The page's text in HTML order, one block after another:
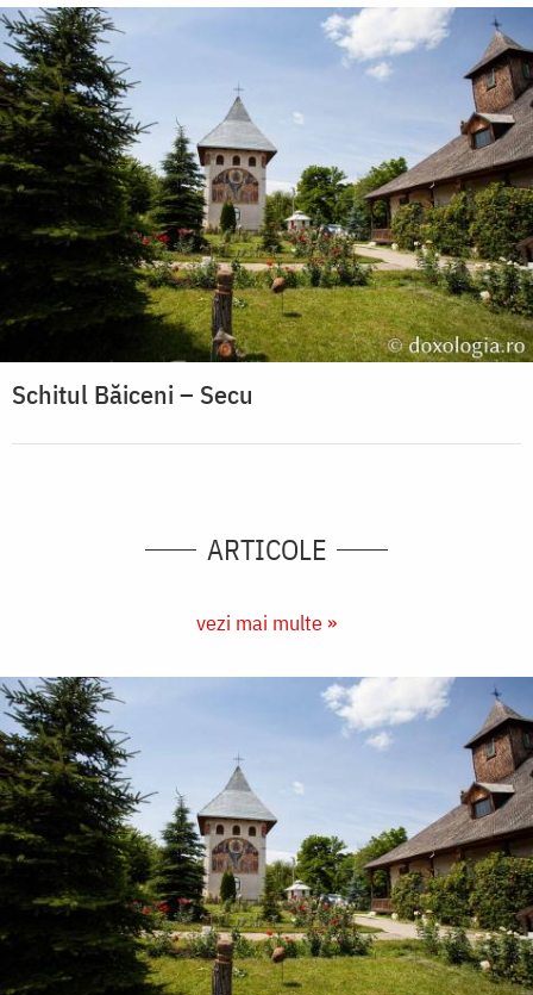
Schitul Băiceni – Secu
ARTICOLE
vezi mai multe »